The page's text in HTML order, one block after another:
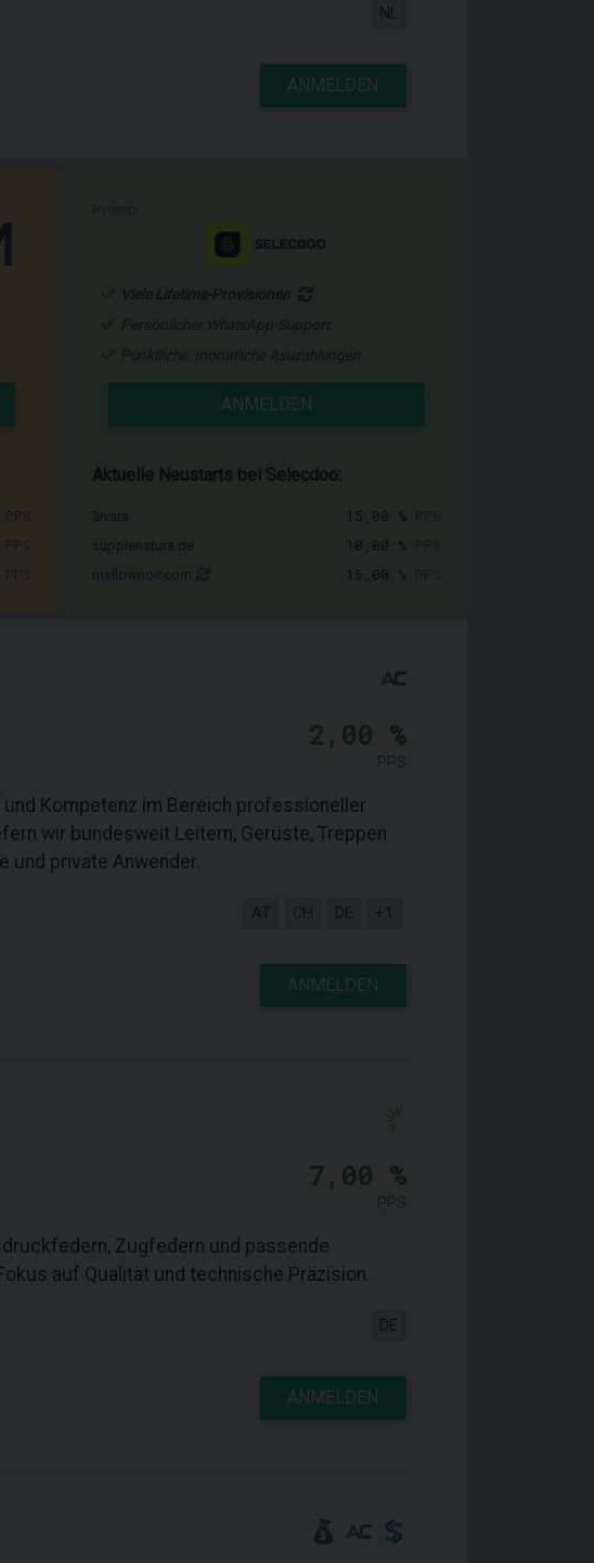
NL
ANMELDEN
ANMELDEN
Aktuelle Neustarts bei Selecdoo:
15,00 %
10,00 %
15,00 %
2,00 %
Kompetenz im Bereich professioneller
wir bundesweit Leitern, Gerüste, Treppen
und private Anwender.
AT CH DE +1
ANMELDEN
7,00 %
Zugfedern und passende
auf Qualität und technische Präzision.
DE
ANMELDEN